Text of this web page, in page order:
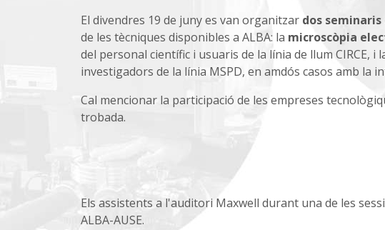
El divendres 19 de juny es van organitzar dos seminaris
de les tècniques disponibles a ALBA: la microscòpia
del personal científic i usuaris de la línia de llum CIRCE, i
investigadors de la línia MSPD, en amdós casos amb la
Cal mencionar la participació de les empreses
trobada.
Els assistents a l'auditori Maxwell durant una de les
ALBA-AUSE.